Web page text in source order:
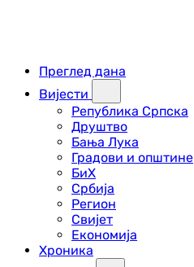
Преглед дана
Вијести
Република Српска
Друштво
Бања Лука
Градови и општине
БиХ
Србија
Регион
Свијет
Економија
Хроника